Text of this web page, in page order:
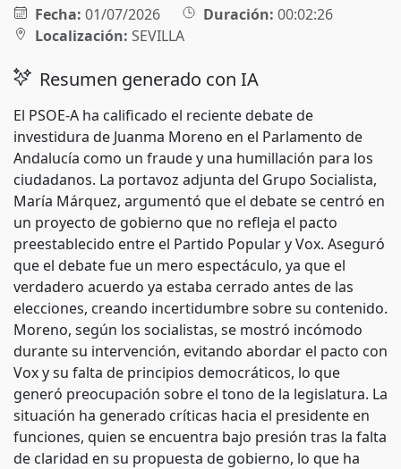
Fecha: 01/07/2026 Duración: 00:02:26
Localización: SEVILLA
Resumen generado con IA
El PSOE-A ha calificado el reciente debate de
investidura de Juanma Moreno en el Parlamento de
Andalucía como un fraude y una humillación para los
ciudadanos. La portavoz adjunta del Grupo Socialista,
María Márquez, argumentó que el debate se centró en
un proyecto de gobierno que no refleja el pacto
preestablecido entre el Partido Popular y Vox. Aseguró
que el debate fue un mero espectáculo, ya que el
verdadero acuerdo ya estaba cerrado antes de las
elecciones, creando incertidumbre sobre su contenido.
Moreno, según los socialistas, se mostró incómodo
durante su intervención, evitando abordar el pacto con
Vox y su falta de principios democráticos, lo que
generó preocupación sobre el tono de la legislatura. La
situación ha generado críticas hacia el presidente en
funciones, quien se encuentra bajo presión tras la falta
de claridad en su propuesta de gobierno, lo que ha